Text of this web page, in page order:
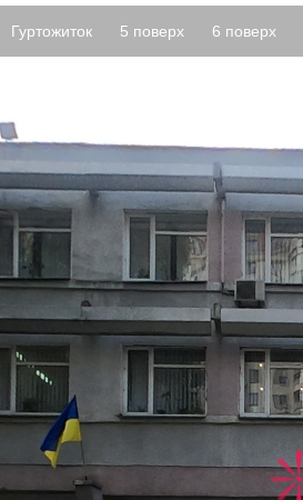
Гуртожиток 5 поверх 6 поверх